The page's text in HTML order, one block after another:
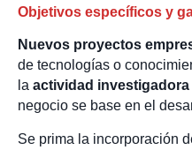
Objetivos específicos
Nuevos proyectos
de tecnologías o
la actividad investigadora
negocio se base en el
Se prima la incorporación